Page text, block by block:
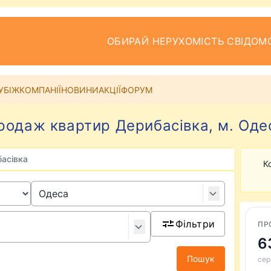
ОБИРАЙ НЕРУХОМІСТЬ
КОМПАНІЇНОВИНИАКЦІЇФОРУМ
квартир Дерибасівка, м.
Фільтри
Пошук